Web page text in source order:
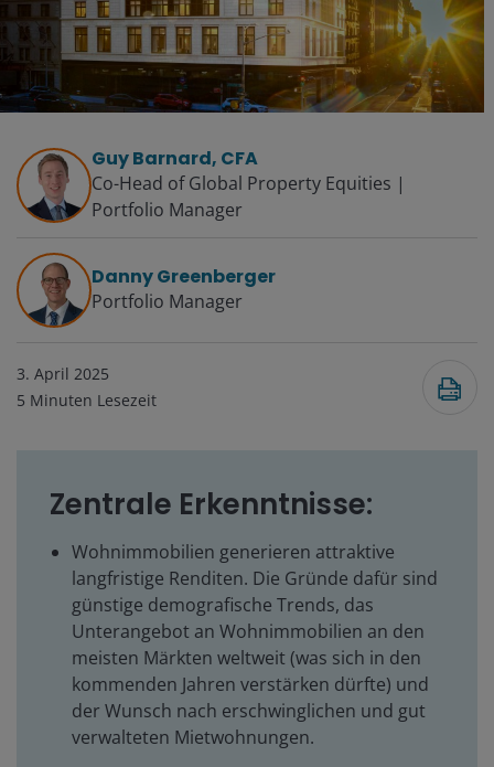
Guy Barnard, CFA
Co-Head of Global Property Equities |
Portfolio Manager
Danny Greenberger
Portfolio Manager
3. April 2025
5 Minuten Lesezeit
Zentrale Erkenntnisse:
Wohnimmobilien generieren attraktive
langfristige Renditen. Die Gründe dafür sind
günstige demografische Trends, das
Unterangebot an Wohnimmobilien an den
meisten Märkten weltweit (was sich in den
kommenden Jahren verstärken dürfte) und
der Wunsch nach erschwinglichen und gut
verwalteten Mietwohnungen.